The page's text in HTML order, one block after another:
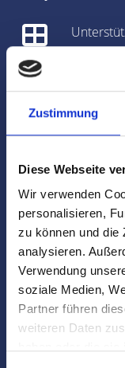
Zustimmung
Diese Webseite
Wir verwenden
personalisieren,
zu können und die
analysieren.
Verwendung
soziale Medien,
Partner führen
weiteren Daten
Auch